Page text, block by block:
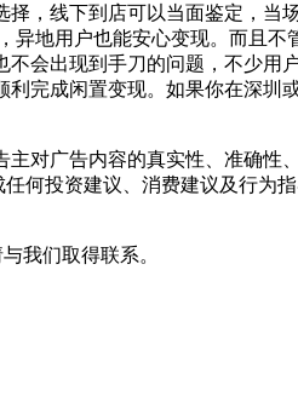
，线下到店可以当面鉴定，
地用户也能安心变现。而且
会出现到手刀的问题，不少
完成闲置变现。如果你在深
广告内容的真实性、准确性
何投资建议、消费建议及行为
我们取得联系。